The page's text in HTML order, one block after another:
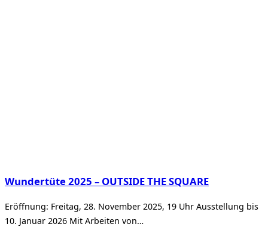
Wundertüte 2025 – OUTSIDE THE SQUARE
Eröffnung: Freitag, 28. November 2025, 19 Uhr Ausstellung bis
10. Januar 2026 Mit Arbeiten von…